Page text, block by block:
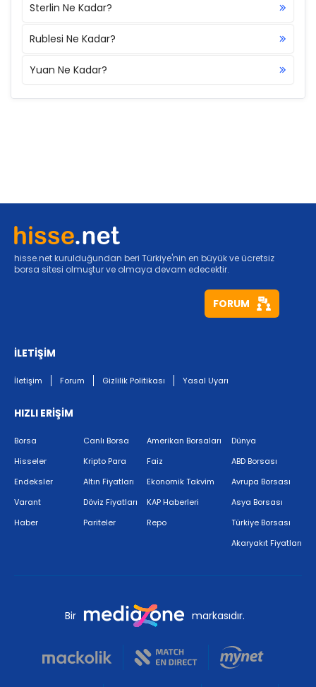
Sterlin Ne Kadar?
Rublesi Ne Kadar?
Yuan Ne Kadar?
hisse.net kurulduğundan beri Türkiye'nin en büyük ve ücretsiz
borsa sitesi olmuştur ve olmaya devam edecektir.
FORUM
İLETİŞİM
İletişim Forum Gizlilik Politikası Yasal Uyarı
HIZLI ERİŞİM
Borsa
Hisseler
Endeksler
Varant
Haber
Canlı Borsa
Kripto Para
Altın Fiyatları
Döviz Fiyatları
Pariteler
Amerikan Borsaları
Faiz
Ekonomik Takvim
KAP Haberleri
Repo
Dünya
ABD Borsası
Avrupa Borsası
Asya Borsası
Türkiye Borsası
Akaryakıt Fiyatları
Bir markasıdır.